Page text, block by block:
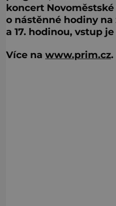
koncert
o nástěnné hodiny
a 17. hodinou, vstup
Více na www.prim.cz.